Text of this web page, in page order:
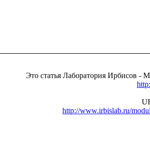
Это статья Лаборатория Ирбиcов -
http://www.irbislab.ru/